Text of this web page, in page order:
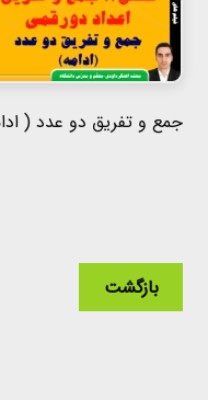
جمع و تفریق دو عدد (
بازگشت